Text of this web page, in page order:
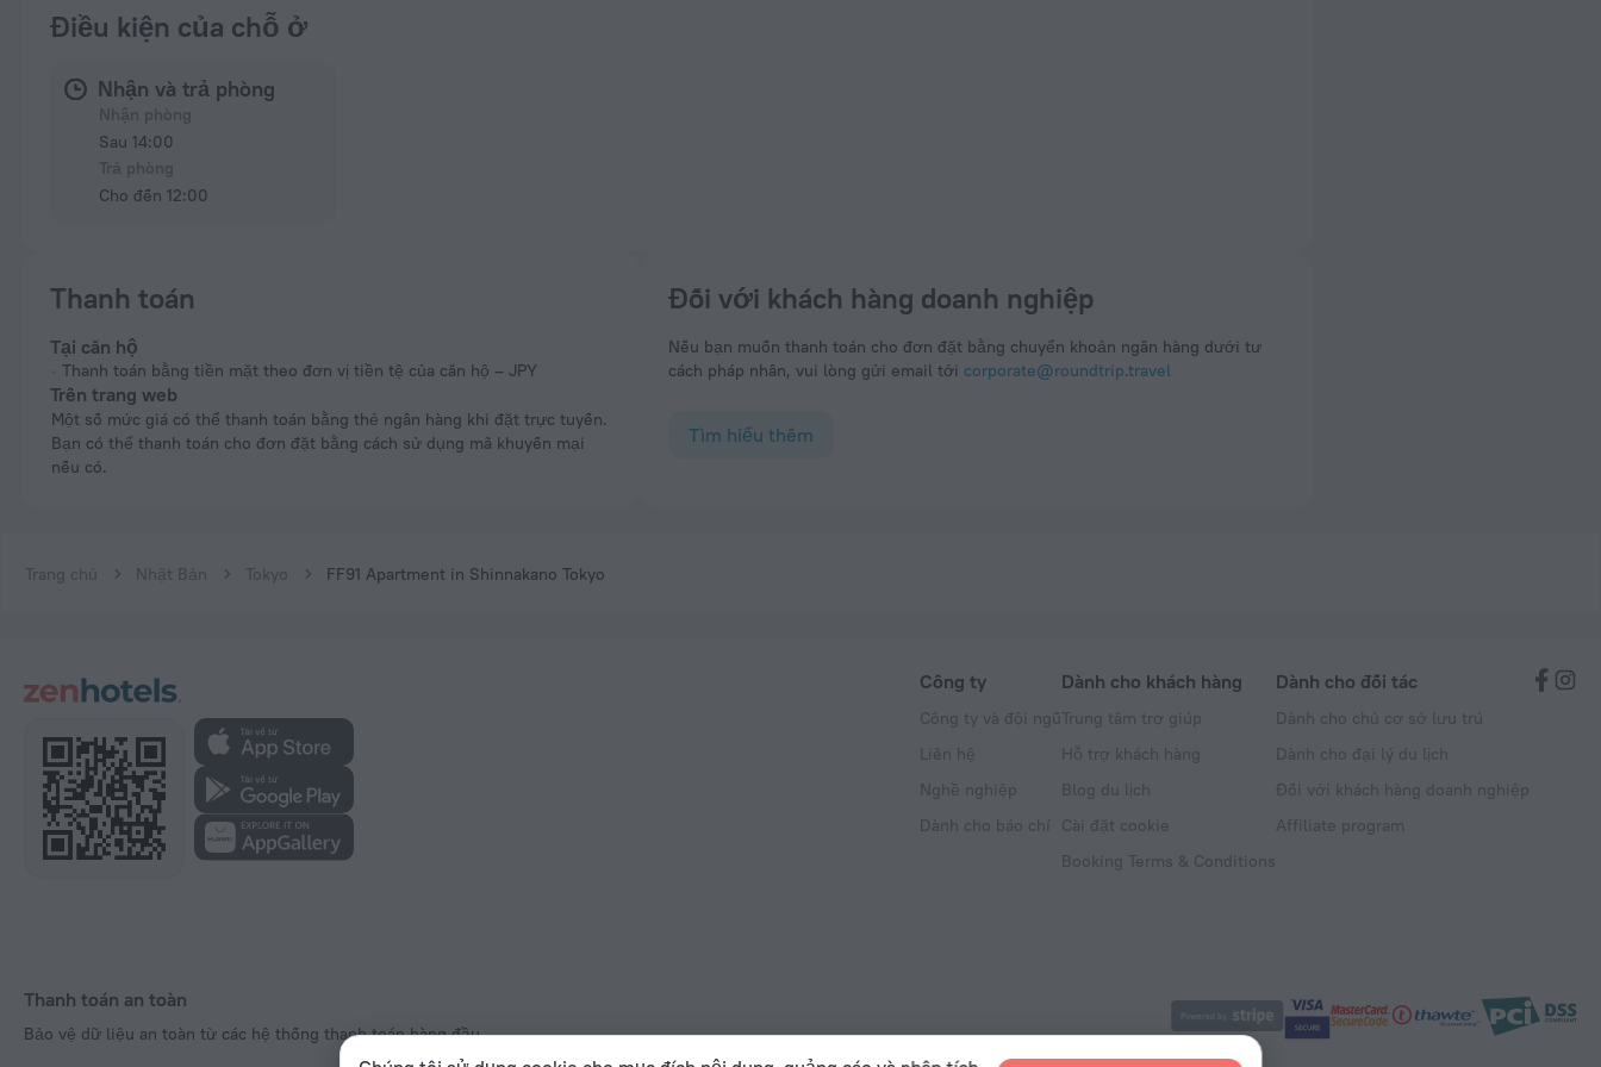
Điều kiện của chỗ ở
Nhận và trả phòng
Sau 14:00
Cho đến 12:00
Thanh toán
Tại căn hộ
Thanh toán bằng tiền mặt theo đơn vị tiền tệ của căn hộ – JPY
Trên trang web
Một số mức giá có thể thanh toán bằng thẻ ngân hàng khi đặt trực tuyến.
Bạn có thể thanh toán cho đơn đặt bằng cách sử dụng mã khuyến mại
nếu có.
Đối với khách hàng doanh nghiệp
Nếu bạn muốn thanh toán cho đơn đặt bằng chuyển khoản ngân hàng dưới tư
cách pháp nhân, vui lòng gửi email tới corporate@roundtrip.travel
Tìm hiểu thêm
Trang chủ Nhật Bản Tokyo FF91 Apartment in Shinnakano Tokyo
Công ty
Công ty và đội ngũ
Liên hệ
Nghề nghiệp
Dành cho báo chí
Dành cho khách hàng
Trung tâm trợ giúp
Hỗ trợ khách hàng
Blog du lịch
Cài đặt cookie
Booking Terms & Conditions
Dành cho đối tác
Dành cho chủ cơ sở lưu trú
Dành cho đại lý du lịch
Đối với khách hàng doanh nghiệp
Affiliate program
Thanh toán an toàn
Bảo vệ dữ liệu an toàn từ các hệ thống thanh toán hàng đầu.